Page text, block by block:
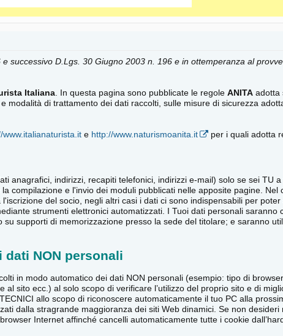
successivo D.Lgs. 30 Giugno 2003 n. 196 e in ottemperanza al
Italiana . In questa pagina sono pubblicate le regole ANITA adotta
modalità di trattamento dei dati raccolti, sulle misure di sicurezza
www.italianaturista.it e http://www.naturismoanita.it per i quali adotta
anagrafici, indirizzi, recapiti telefonici, indirizzi e-mail) solo se sei
compilazione e l'invio dei moduli pubblicati nelle apposite pagine. Nel
del socio, negli altri casi i dati ci sono indispensabili per
strumenti elettronici automatizzati. I Tuoi dati personali saranno
supporti di memorizzazione presso la sede del titolare; e saranno
NON personali
in modo automatico dei dati NON personali (esempio: tipo di
al sito ecc.) al solo scopo di verificare l’utilizzo del proprio sito e di
allo scopo di riconoscere automaticamente il tuo PC alla
dalla stragrande maggioranza dei siti Web dinamici. Se non
Internet affinché cancelli automaticamente tutte i cookie